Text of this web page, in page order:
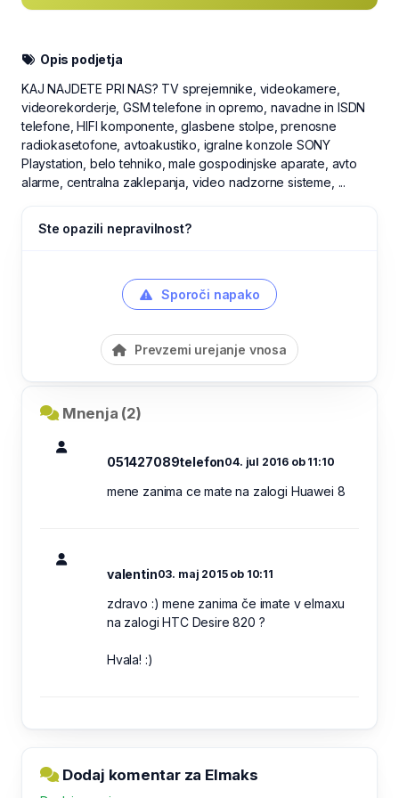
Opis podjetja
KAJ NAJDETE PRI NAS? TV sprejemnike, videokamere,
videorekorderje, GSM telefone in opremo, navadne in ISDN
telefone, HIFI komponente, glasbene stolpe, prenosne
radiokasetofone, avtoakustiko, igralne konzole SONY
Playstation, belo tehniko, male gospodinjske aparate, avto
alarme, centralna zaklepanja, video nadzorne sisteme, ...
Ste opazili nepravilnost?
Sporoči napako
Prevzemi urejanje vnosa
Mnenja (2)
051427089telefon04. jul 2016 ob 11:10
mene zanima ce mate na zalogi Huawei 8
valentin03. maj 2015 ob 10:11
zdravo :) mene zanima če imate v elmaxu
na zalogi HTC Desire 820 ?
Hvala! :)
Dodaj komentar za Elmaks